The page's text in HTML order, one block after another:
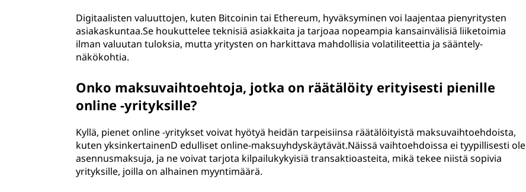
Digitaalisten valuuttojen, kuten Bitcoinin tai Ethereum, hyväksyminen voi laajentaa pienyritysten
asiakaskuntaa.Se houkuttelee teknisiä asiakkaita ja tarjoaa nopeampia kansainvälisiä liiketoimia
ilman valuutan tuloksia, mutta yritysten on harkittava mahdollisia volatiliteettia ja sääntely-
näkökohtia.
Onko maksuvaihtoehtoja, jotka on räätälöity erityisesti pienille
online -yrityksille?
Kyllä, pienet online -yritykset voivat hyötyä heidän tarpeisiinsa räätälöityistä maksuvaihtoehdoista,
kuten yksinkertainenD edulliset online-maksuyhdyskäytävät.Näissä vaihtoehdoissa ei tyypillisesti ole
asennusmaksuja, ja ne voivat tarjota kilpailukykyisiä transaktioasteita, mikä tekee niistä sopivia
yrityksille, joilla on alhainen myyntimäärä.